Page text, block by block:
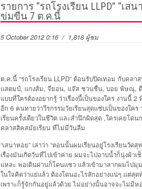
รายการ “รถโรงเรียน LLPD” “
ข่มขืน 7 ต.ค.นี้
5 October 2012 0:16/ 1,818 ผู้ชม
ต.ค.นี้ “รถโรงเรียน LLPD” ต้อนรับปิดเทอม กับคลา
แสตมป์, แกงส้ม, จียอน, แจ๊ส ชวนชื่น, บอย พิษณุ, ดี
แบบที่ใครต้องอยากรู้ ว่าเรื่องนี้เป็นของใคร งานนี้ 2
อีก 6 คนทายว่าวีรกรรมวัยเรียนสุดแซ่บเป็นของใค
เรียนครั้งเดียวในชีวิต และสำนึกผิดสุด ,ใครเคยโ
คลาสสิคสมัยเรียน ที่ไม่มีวันลืม
“เสนาหอย” เล่าว่า “ตอนนั้นผมเรียนอยู่โรงเรียนวั
เรื่องมันเกิดวันที่ไปเข้าค่าย ผมจะไปอาบน้ำก็นุ่งผ้
แหละ พอเดินผ่านก็โดนแซว แล้วเข้ามาลากผมไป
ในใจคิดว่าแย่แล้ว ต้องโดนอะไรสักอย่างแน่ๆ แต่สุ
เพราะก็รู้จักกันอยู่แล้วด้วย ไม่อย่างนั้นอาจจะไม่มี